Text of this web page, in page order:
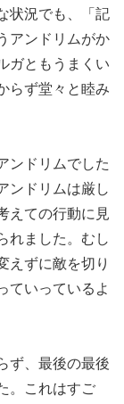
状況でも、「記
アンドリムがか
ガともうまくい
らず堂々と睦み
ンドリムでした
ンドリムは厳し
えての行動に見
れました。むし
えずに敵を切り
ていっているよ
ず、最後の最後
。これはすご